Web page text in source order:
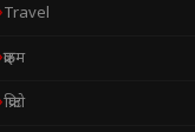
Travel
क्राइम
क्रिप्टो